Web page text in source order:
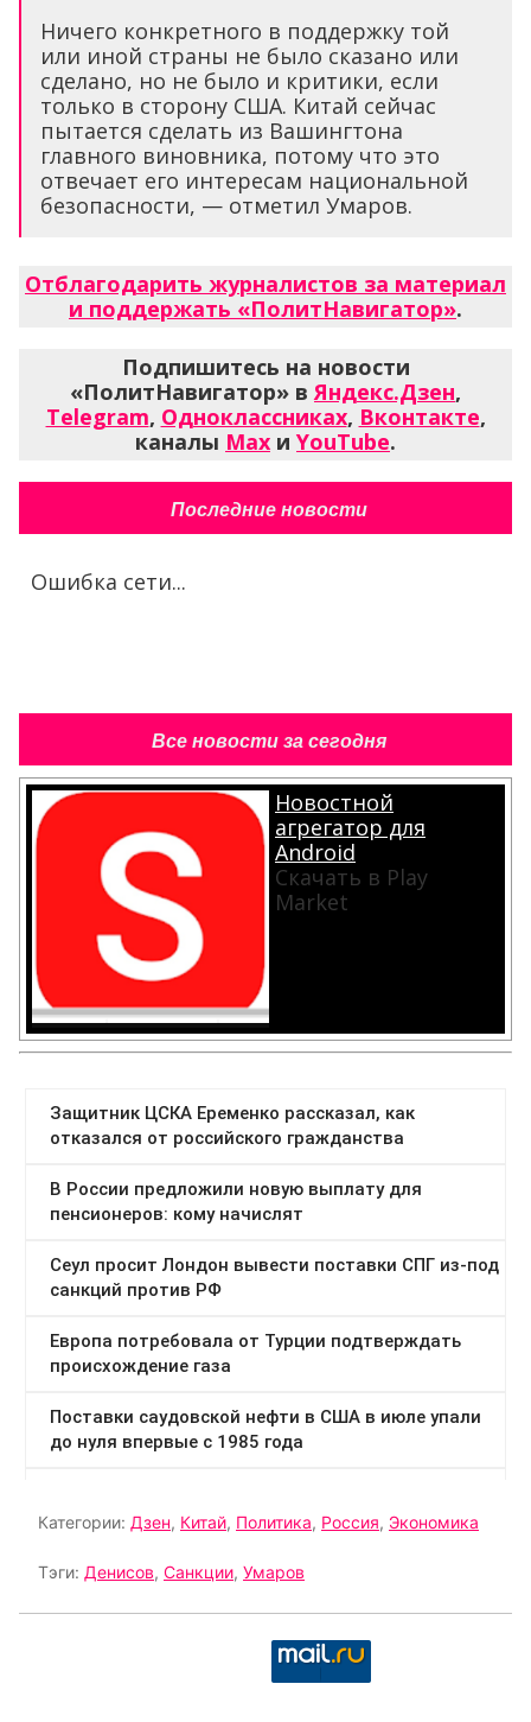
Ничего конкретного в поддержку той
или иной страны не было сказано или
сделано, но не было и критики, если
только в сторону США. Китай сейчас
пытается сделать из Вашингтона
главного виновника, потому что это
отвечает его интересам национальной
безопасности, — отметил Умаров.
Отблагодарить журналистов за материал
и поддержать «ПолитНавигатор».
Подпишитесь на новости
«ПолитНавигатор» вЯндекс.Дзен,
Telegram, Одноклассниках, Вконтакте,
каналы Max и YouTube.
Последние новости
Ошибка сети...
Все новости за сегодня
Новостной
агрегатор для
Android
Скачать в Play
Market
Категории: Дзен, Китай, Политика, Россия, Экономика
Тэги: Денисов, Санкции, Умаров